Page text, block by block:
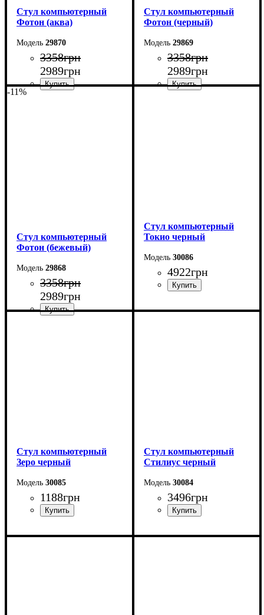
Стул компьютерный
Фотон (аква)
29870
3358грн
2989грн
Стул компьютерный
Фотон (черный)
29869
3358грн
2989грн
-11%
Стул компьютерный
Фотон (бежевый)
29868
3358грн
2989грн
Стул компьютерный
Токио черный
30086
4922грн
Стул компьютерный
Зеро черный
30085
1188грн
Стул компьютерный
Стилиус черный
30084
3496грн